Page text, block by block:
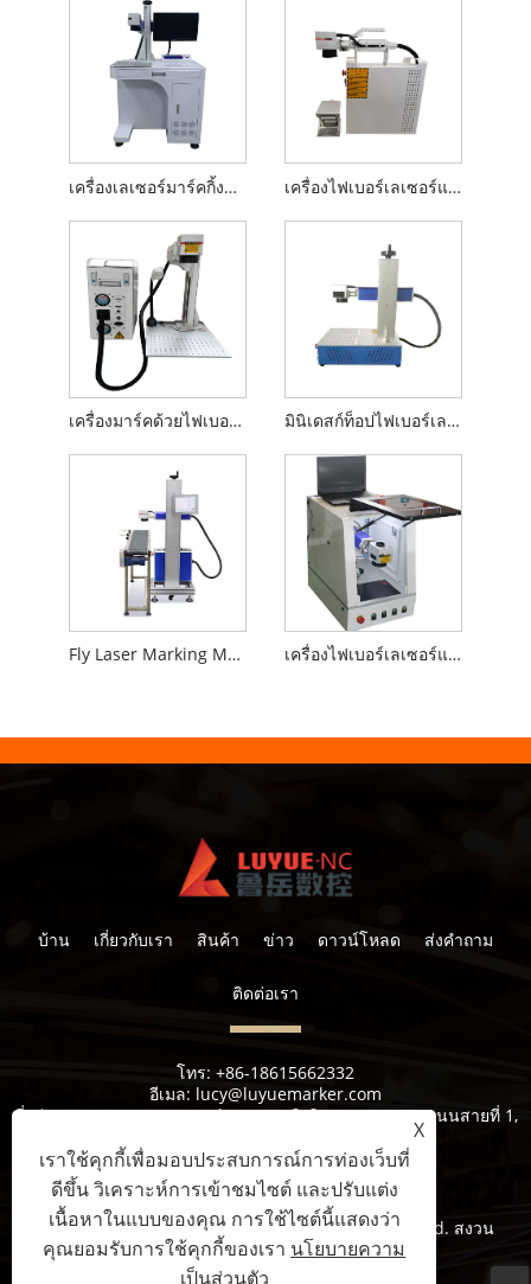
เครื่องเลเซอร์มาร์คกิ้งแบบตั้งโต๊ะ เครื่องไฟเบอร์เลเซอร์แบบใช้มือถือ
เครื่องมาร์คด้วยไฟเบอร์เลเซอร์แบบพกพาแบบแยกส่วนขนาดเล็ก มินิเดสก์ท็อปไฟเบอร์เลเซอร์เครื่องทำเครื่องหมาย
Fly Laser Marking Machine สำหรับสายการผลิต เครื่องไฟเบอร์เลเซอร์แบบปิด
บ้าน เกี่ยวกับเรา สินค้า ข่าว ดาวน์โหลด ส่งคำถาม
ติดต่อเรา
โทร: +86-18615662332
อีเมล: lucy@luyuemarker.com
ที่อยู่:เขตอุตสาหกรรม Donghao, ถนนชิงปิง, อุตสาหกรรมถนนสายที่ 1,
ถนน Shuangshan, เขต Zhangqiu, Jinan
ลิขสิทธิ์© 2022 Jinan Luyue CNC Equipment Co. , Ltd. สงวน
ลิขสิทธิ์
X
เราใช้คุกกี้เพื่อมอบประสบการณ์การท่องเว็บที่
ดีขึ้น วิเคราะห์การเข้าชมไซต์ และปรับแต่ง
เนื้อหาในแบบของคุณ การใช้ไซต์นี้แสดงว่า
คุณยอมรับการใช้คุกกี้ของเรา นโยบายความ
เป็นส่วนตัว